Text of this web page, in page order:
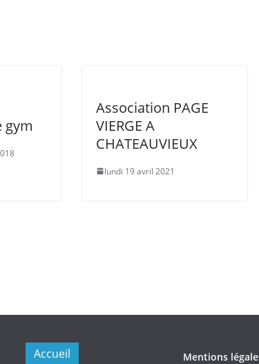
gym
Association PAGE
VIERGE A
CHATEAUVIEUX
lundi 19 avril 2021
Accueil Mentions